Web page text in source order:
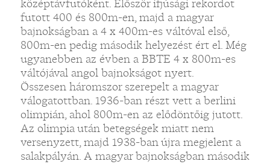
középtávfutóként. Először ifjúsági rekordot
futott 400 és 800m-en, majd a magyar
bajnokságban a 4 x 400m-es váltóval első,
800m-en pedig második helyezést ért el. Még
ugyanebben az évben a BBTE 4 x 800m-es
váltójával angol bajnokságot nyert.
Összesen háromszor szerepelt a magyar
válogatottban. 1936-ban részt vett a berlini
olimpián, ahol 800m-en az elődöntőig jutott.
Az olimpia után betegségek miatt nem
versenyzett, majd 1938-ban újra megjelent a
salakpályán. A magyar bajnokságban második